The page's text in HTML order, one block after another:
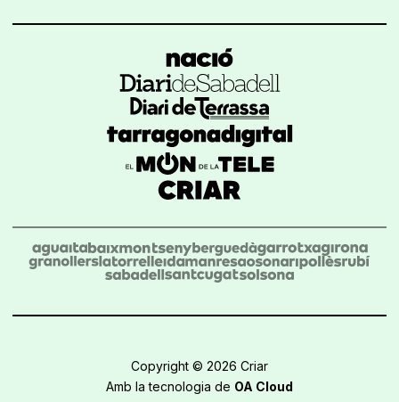
Copyright © 2026 Criar
Amb la tecnologia de OA Cloud